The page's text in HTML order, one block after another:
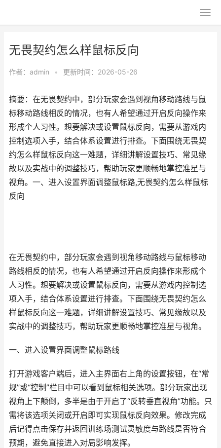
无畏契约怎么样鼠标反向
作者： admin • 更新时间：2026-05-26
摘要：在无畏契约中，部分玩家会遇到视角移动路线与鼠
标移动路线相反的情况，也有人希望通过开启反向操作来
形成个人习性。想要解决或设置鼠标反向，需要从游戏内
控制选项入手，结合体系设置进行排查。下面围绕无畏契
约怎么样鼠标反向这一难题，详细讲解设置技巧、常见缘
故以及实战中的调整技巧，帮助玩家更顺畅地掌控准星与
视角。一、进入设置界面调整鼠标路,无畏契约怎么样鼠标
反向
在无畏契约中，部分玩家会遇到视角移动路线与鼠标移动
路线相反的情况，也有人希望通过开启反向操作来形成个
人习性。想要解决或设置鼠标反向，需要从游戏内控制选
项入手，结合体系设置进行排查。下面围绕无畏契约怎么
样鼠标反向这一难题，详细讲解设置技巧、常见缘故以及
实战中的调整技巧，帮助玩家更顺畅地掌控准星与视角。
一、进入设置界面调整鼠标路线
打开游戏客户端后，进入主界面右上角的设置按钮，在“常
规”或“控制”栏目中可以看到鼠标相关选项。部分玩家出现
视角上下颠倒，多半是由于开启了“反转垂直视角”功能。只
需将该选项关闭或开启即可实现鼠标反向效果。修改完成
后记得点击保存并返回训练场测试灵敏度与路线是否符合
预期，避免直接进入对局影响发挥。